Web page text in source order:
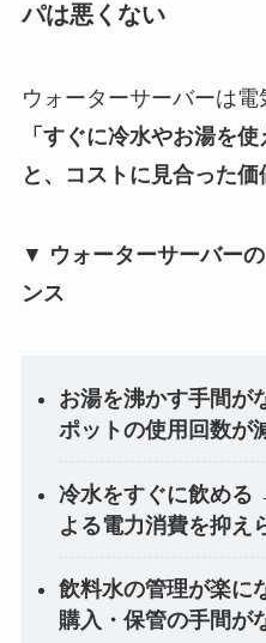
パは悪くない
ウォーターサーバーは電
「すぐに冷水やお湯を
と、コストに見合った価
▼ ウォーターサーバー
ンス
お湯を沸かす手間
ポットの使用回数が
冷水をすぐに飲める
よる電力消費を抑え
飲料水の管理が楽
購入・保管の手間が